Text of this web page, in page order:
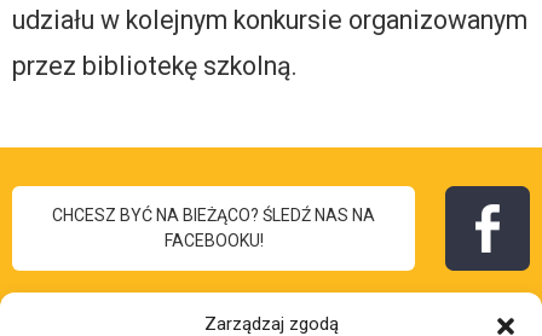
Zarządzaj zgodą
udziału w kolejnym konkursie organizowanym
przez bibliotekę szkolną.
CHCESZ BYĆ NA BIEŻĄCO? ŚLEDŹ NAS NA
FACEBOOKU!